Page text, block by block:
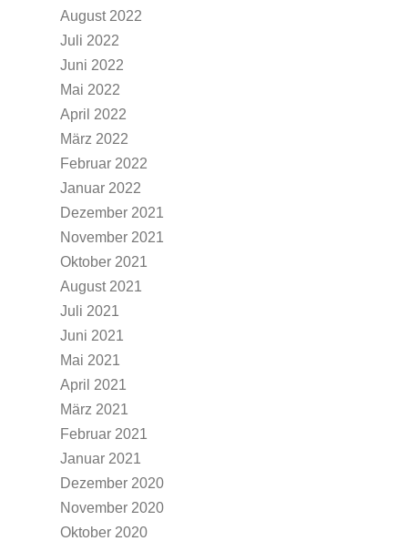
August 2022
Juli 2022
Juni 2022
Mai 2022
April 2022
März 2022
Februar 2022
Januar 2022
Dezember 2021
November 2021
Oktober 2021
August 2021
Juli 2021
Juni 2021
Mai 2021
April 2021
März 2021
Februar 2021
Januar 2021
Dezember 2020
November 2020
Oktober 2020